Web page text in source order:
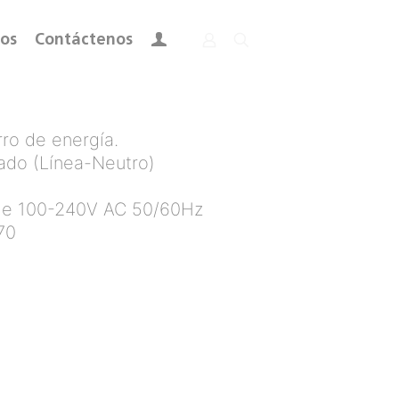
Contáctenos
de energía.
(Línea-Neutro)
100-240V AC 50/60Hz